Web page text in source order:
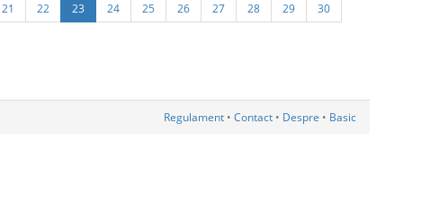
21 22 23 24 25 26 27 28 29
30
Regulament • Contact • Despre • Basic